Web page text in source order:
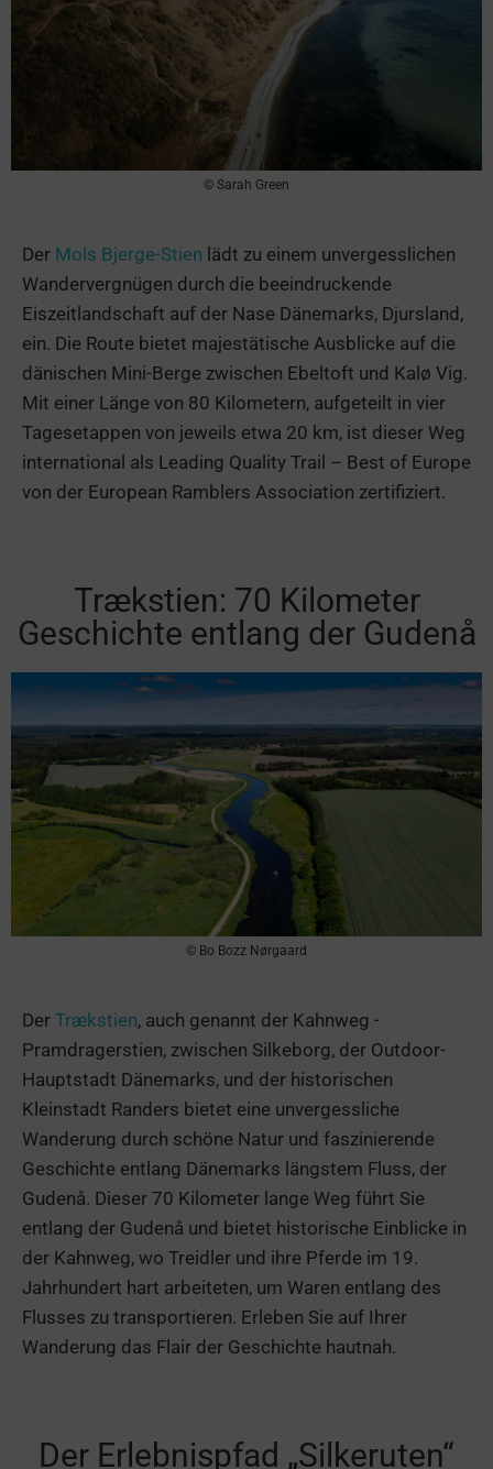
© Sarah Green
Der Mols Bjerge-Stien lädt zu einem unvergesslichen
Wandervergnügen durch die beeindruckende
Eiszeitlandschaft auf der Nase Dänemarks, Djursland,
ein. Die Route bietet majestätische Ausblicke auf die
dänischen Mini-Berge zwischen Ebeltoft und Kalø Vig.
Mit einer Länge von 80 Kilometern, aufgeteilt in vier
Tagesetappen von jeweils etwa 20 km, ist dieser Weg
international als Leading Quality Trail – Best of Europe
von der European Ramblers Association zertifiziert.
Trækstien: 70 Kilometer
Geschichte entlang der Gudenå
Der Trækstien, auch genannt der Kahnweg -
Pramdragerstien, zwischen Silkeborg, der Outdoor-
Hauptstadt Dänemarks, und der historischen
Kleinstadt Randers bietet eine unvergessliche
Wanderung durch schöne Natur und faszinierende
Geschichte entlang Dänemarks längstem Fluss, der
Gudenå. Dieser 70 Kilometer lange Weg führt Sie
entlang der Gudenå und bietet historische Einblicke in
der Kahnweg, wo Treidler und ihre Pferde im 19.
Jahrhundert hart arbeiteten, um Waren entlang des
Flusses zu transportieren. Erleben Sie auf Ihrer
Wanderung das Flair der Geschichte hautnah.
© Bo Bozz Nørgaard
Der Erlebnispfad „Silkeruten“